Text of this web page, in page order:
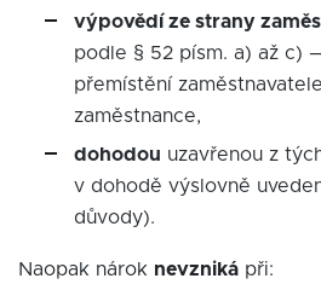
výpovědí ze strany
podle § 52 písm. a) až c)
přemístění
zaměstnance,
dohodou uzavřenou z
v dohodě výslovně
důvody).
Naopak nárok nevzniká při: